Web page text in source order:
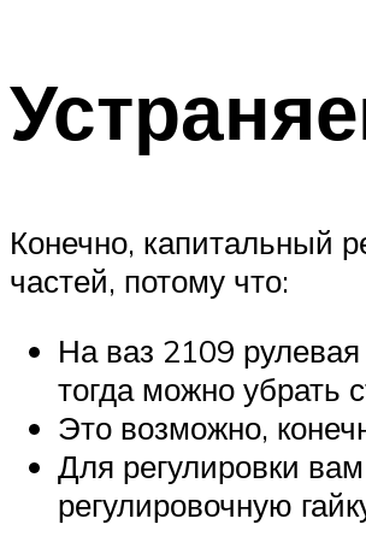
Конечно, капитальный
частей, потому что:
На ваз 2109
тогда можно убрать
Это возможно,
Для регулировки
регулировочную